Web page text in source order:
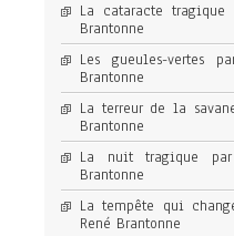
La cataracte
Brantonne
Les gueules-vertes
Brantonne
La terreur de la
Brantonne
La nuit tragique
Brantonne
La tempête qui
René Brantonne